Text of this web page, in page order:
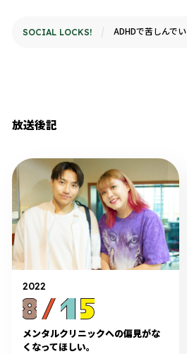
SOCIAL LOCKS! ADHDで苦しんで
放送後記
2022
メンタルクリニックへの偏見がな
くなってほしい。